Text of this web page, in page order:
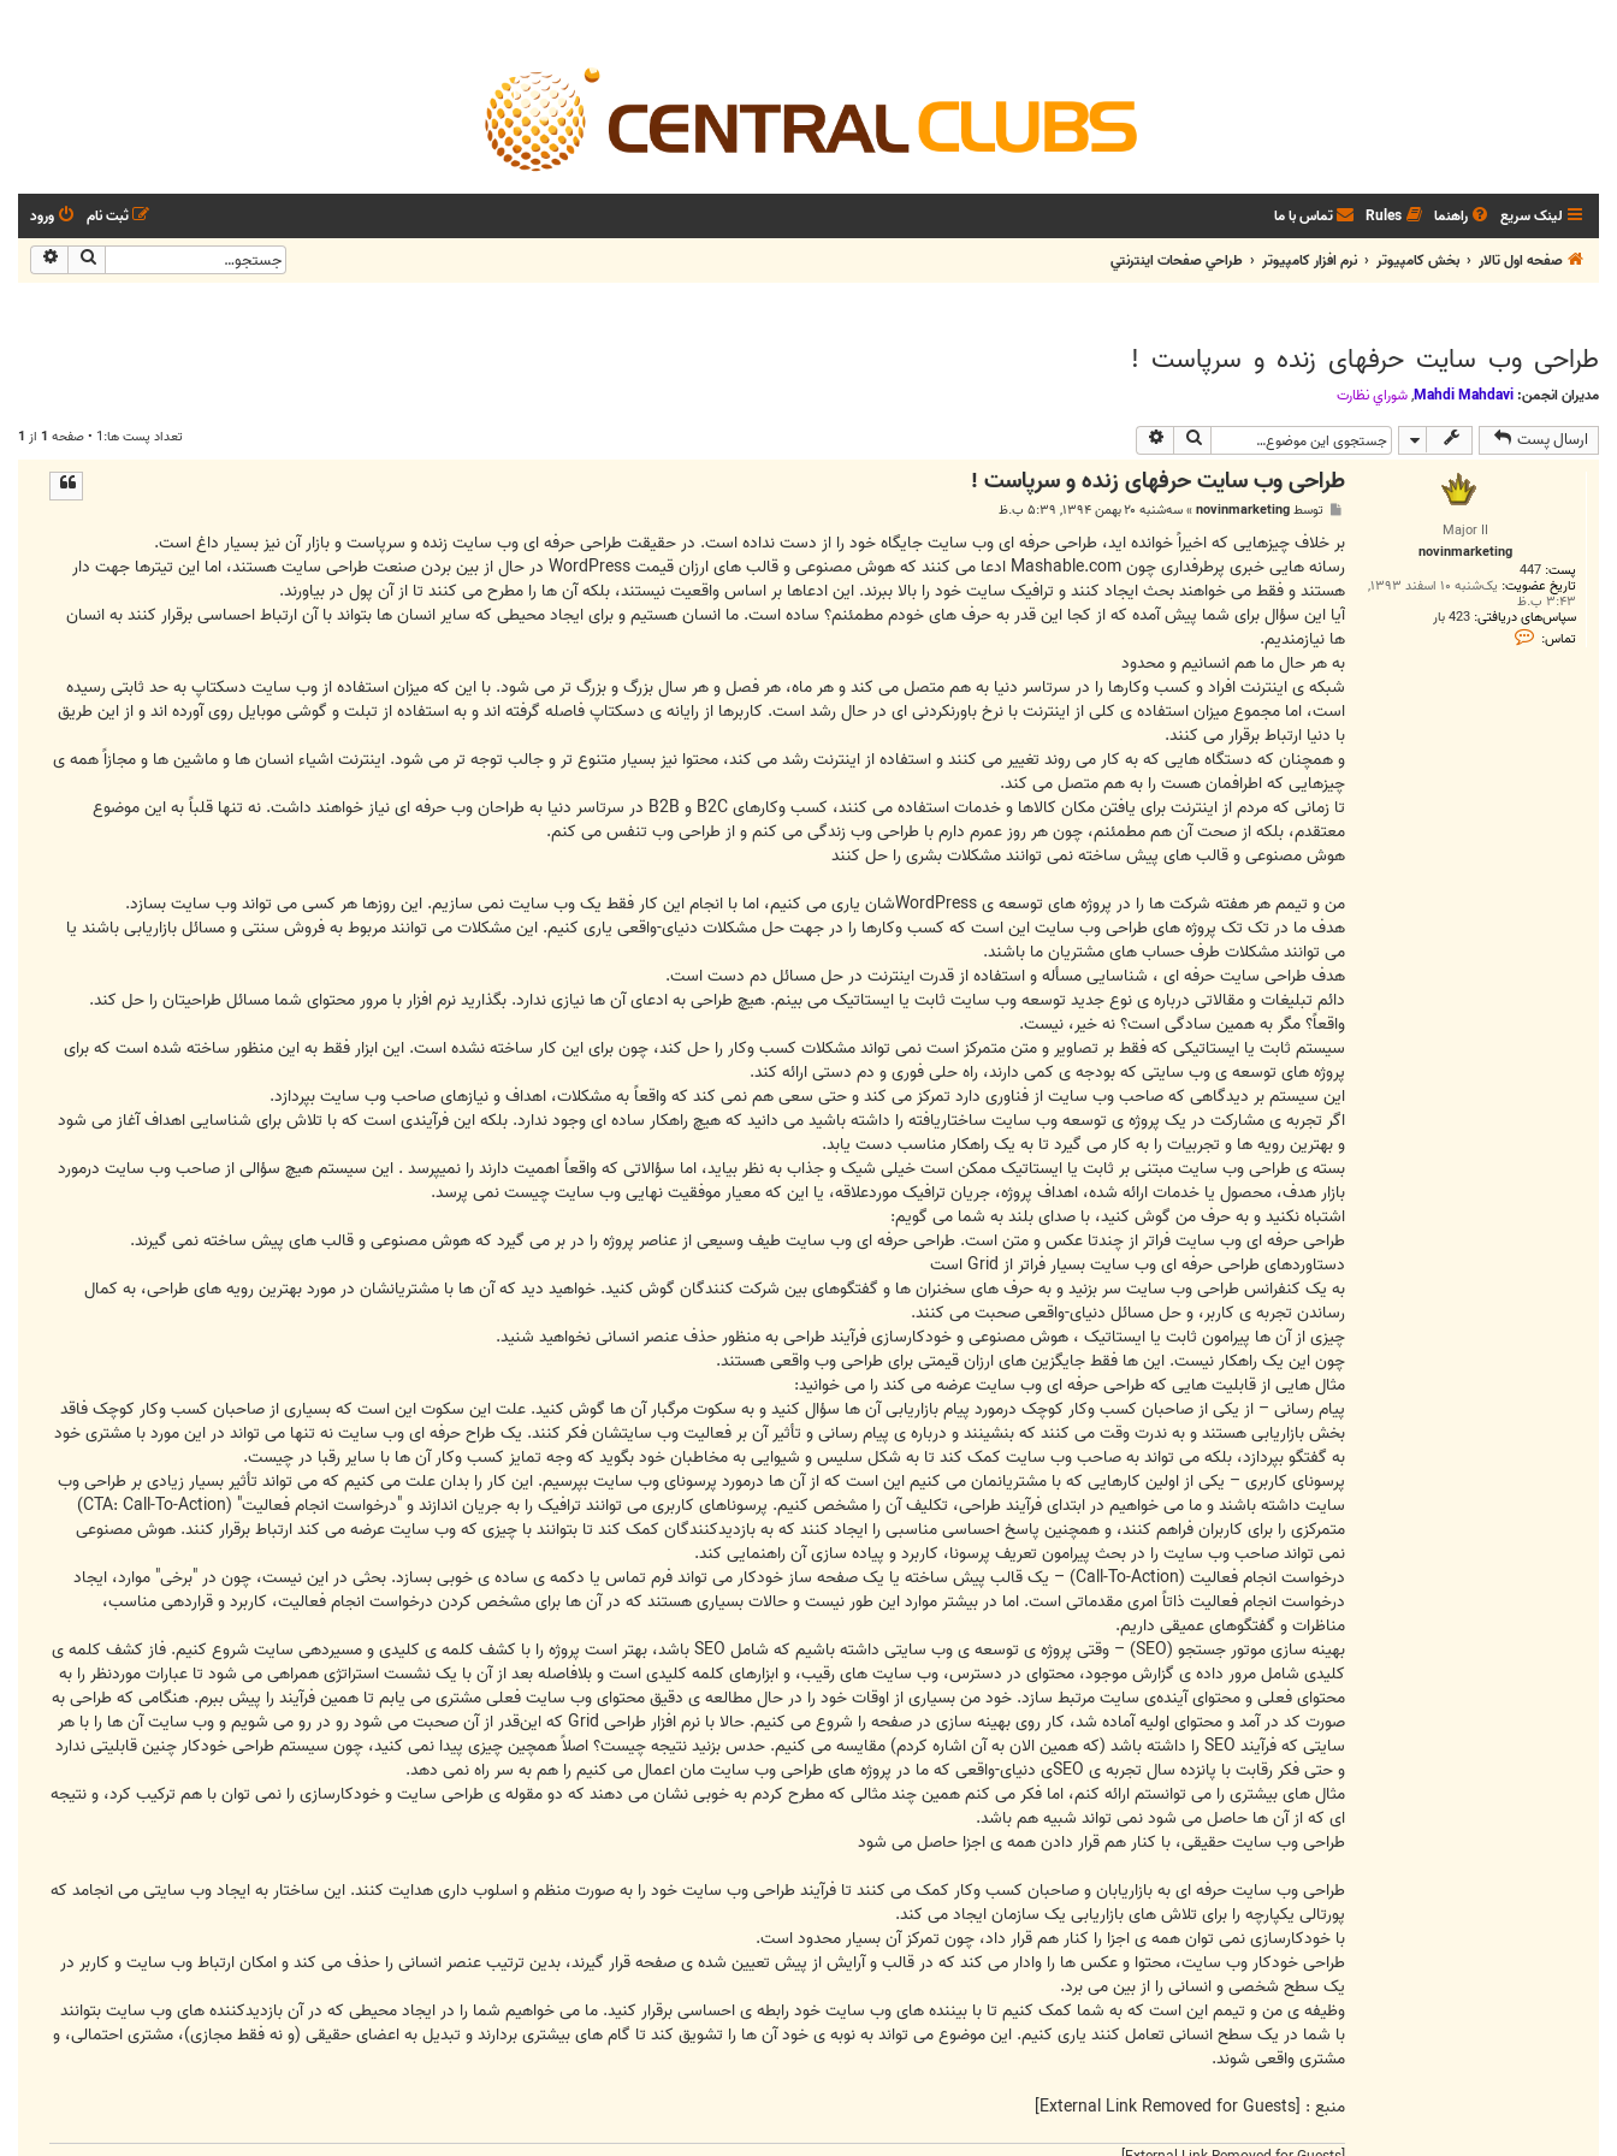
لینک سریع راهنما Rules تماس با ما ورود
ثبت نام
صفحه اول تالار
بخش كامپيوتر نرم افزار كامپيوتر طراحي صفحات اينترنتي جستجو
طراحی وب ‎سایت حرفه‎ای زنده و سرپاست !
مدیران انجمن: Mahdi Mahdavi
,شوراي نظارت
ارسال پست جستجو تعداد پست ها:1 • صفحه 1 از 1
Major II
novinmarketing
پست: 447
تاریخ عضویت: یک‌شنبه ۱۰ اسفند ۱۳۹۳,
۳:۴۳ ب.ظ
سپاس‌های دریافتی: 423 بار
تماس:
ت
طراحی وب ‎سایت حرفه‎ای زنده و سرپاست !
ت
توسطnovinmarketing
»سه‌شنبه ۲۰ بهمن ۱۳۹۴, ۵:۳۹ ب.ظ
بر خلاف چیزهایی که اخیراً خوانده اید، طراحی حرفه ای وب سایت جایگاه خود را از دست نداده است. در حقیقت طراحی حرفه ای وب سایت زنده و سرپاست و بازار آن نیز بسیار داغ است.
رسانه هایی خبری پرطرفداری چون Mashable.com ادعا می کنند که هوش مصنوعی و قالب های ارزان قیمت WordPress در حال از بین بردن صنعت طراحی سایت هستند، اما این تیترها جهت دار
هستند و فقط می خواهند بحث ایجاد کنند و ترافیک سایت خود را بالا ببرند. این ادعاها بر اساس واقعیت نیستند، بلکه آن ها را مطرح می کنند تا از آن پول در بیاورند.
آیا این سؤال برای شما پیش آمده که از کجا این قدر به حرف های خودم مطمئنم؟ ساده است. ما انسان هستیم و برای ایجاد محیطی که سایر انسان ها بتواند با آن ارتباط احساسی برقرار کنند به انسان
ها نیازمندیم.
به هر حال ما هم انسانیم و محدود
شبکه ی اینترنت افراد و کسب وکارها را در سرتاسر دنیا به هم متصل می کند و هر ماه، هر فصل و هر سال بزرگ و بزرگ تر می شود. با این که میزان استفاده از وب سایت دسکتاپ به حد ثابتی رسیده
است، اما مجموع میزان استفاده ی کلی از اینترنت با نرخ باورنکردنی ای در حال رشد است. کاربرها از رایانه ی دسکتاپ فاصله گرفته اند و به استفاده از تبلت و گوشی موبایل روی آورده اند و از این طریق
با دنیا ارتباط برقرار می کنند.
و همچنان که دستگاه هایی که به کار می روند تغییر می کنند و استفاده از اینترنت رشد می کند، محتوا نیز بسیار متنوع تر و جالب توجه تر می شود. اینترنت اشیاء انسان ها و ماشین ها و مجازاً همه ی
چیزهایی که اطرافمان هست را به هم متصل می کند.
تا زمانی که مردم از اینترنت برای یافتن مکان کالاها و خدمات استفاده می کنند، کسب وکارهای B2C و B2B در سرتاسر دنیا به طراحان وب حرفه ای نیاز خواهند داشت. نه تنها قلباً به این موضوع
معتقدم، بلکه از صحت آن هم مطمئنم، چون هر روز عمرم دارم با طراحی وب زندگی می کنم و از طراحی وب تنفس می کنم.
هوش مصنوعی و قالب های پیش ساخته نمی توانند مشکلات بشری را حل کنند
من و تیمم هر هفته شرکت ها را در پروژه های توسعه ی WordPressشان یاری می کنیم، اما با انجام این کار فقط یک وب سایت نمی سازیم. این روزها هر کسی می تواند وب سایت بسازد.
هدف ما در تک تک پروژه های طراحی وب سایت این است که کسب وکارها را در جهت حل مشکلات دنیای-واقعی یاری کنیم. این مشکلات می توانند مربوط به فروش سنتی و مسائل بازاریابی باشند یا
می توانند مشکلات طرف حساب های مشتریان ما باشند.
هدف طراحی سایت حرفه ای ، شناسایی مسأله و استفاده از قدرت اینترنت در حل مسائل دم دست است.
دائم تبلیغات و مقالاتی درباره ی نوع جدید توسعه وب سایت ثابت یا ایستاتیک می بینم. هیچ طراحی به ادعای آن ها نیازی ندارد. بگذارید نرم افزار با مرور محتوای شما مسائل طراحیتان را حل کند.
واقعاً؟ مگر به همین سادگی است؟ نه خیر، نیست.
سیستم ثابت یا ایستاتیکی که فقط بر تصاویر و متن متمرکز است نمی تواند مشکلات کسب وکار را حل کند، چون برای این کار ساخته نشده است. این ابزار فقط به این منظور ساخته شده است که برای
پروژه های توسعه ی وب سایتی که بودجه ی کمی دارند، راه حلی فوری و دم دستی ارائه کند.
این سیستم بر دیدگاهی که صاحب وب سایت از فناوری دارد تمرکز می کند و حتی سعی هم نمی کند که واقعاً به مشکلات، اهداف و نیازهای صاحب وب سایت بپردازد.
اگر تجربه ی مشارکت در یک پروژه ی توسعه وب سایت ساختاریافته را داشته باشید می دانید که هیچ راهکار ساده ای وجود ندارد. بلکه این فرآیندی است که با تلاش برای شناسایی اهداف آغاز می شود
و بهترین رویه ها و تجربیات را به کار می گیرد تا به یک راهکار مناسب دست یابد.
بسته ی طراحی وب سایت مبتنی بر ثابت یا ایستاتیک ممکن است خیلی شیک و جذاب به نظر بیاید، اما سؤالاتی که واقعاً اهمیت دارند را نمیپرسد . این سیستم هیچ سؤالی از صاحب وب سایت درمورد
بازار هدف، محصول یا خدمات ارائه شده، اهداف پروژه، جریان ترافیک موردعلاقه، یا این که معیار موفقیت نهایی وب سایت چیست نمی پرسد.
اشتباه نکنید و به حرف من گوش کنید، با صدای بلند به شما می گویم:
طراحی حرفه ای وب سایت فراتر از چندتا عکس و متن است. طراحی حرفه ای وب سایت طیف وسیعی از عناصر پروژه را در بر می گیرد که هوش مصنوعی و قالب های پیش ساخته نمی گیرند.
دستاوردهای طراحی حرفه ای وب سایت بسیار فراتر از Grid است
به یک کنفرانس طراحی وب سایت سر بزنید و به حرف های سخنران ها و گفتگوهای بین شرکت کنندگان گوش کنید. خواهید دید که آن ها با مشتریانشان در مورد بهترین رویه های طراحی، به کمال
رساندن تجربه ی کاربر، و حل مسائل دنیای-واقعی صحبت می کنند.
چیزی از آن ها پیرامون ثابت یا ایستاتیک ، هوش مصنوعی و خودکارسازی فرآیند طراحی به منظور حذف عنصر انسانی نخواهید شنید.
چون این یک راهکار نیست. این ها فقط جایگزین های ارزان قیمتی برای طراحی وب واقعی هستند.
مثال هایی از قابلیت هایی که طراحی حرفه ای وب سایت عرضه می کند را می خوانید:
پیام رسانی – از یکی از صاحبان کسب وکار کوچک درمورد پیام بازاریابی آن ها سؤال کنید و به سکوت مرگبار آن ها گوش کنید. علت این سکوت این است که بسیاری از صاحبان کسب وکار کوچک فاقد
بخش بازاریابی هستند و به ندرت وقت می کنند که بنشینند و درباره ی پیام رسانی و تأثیر آن بر فعالیت وب سایتشان فکر کنند. یک طراح حرفه ای وب سایت نه تنها می تواند در این مورد با مشتری خود
به گفتگو بپردازد، بلکه می تواند به صاحب وب سایت کمک کند تا به شکل سلیس و شیوایی به مخاطبان خود بگوید که وجه تمایز کسب وکار آن ها با سایر رقبا در چیست.
پرسونای کاربری – یکی از اولین کارهایی که با مشتریانمان می کنیم این است که از آن ها درمورد پرسونای وب سایت بپرسیم. این کار را بدان علت می کنیم که می تواند تأثیر بسیار زیادی بر طراحی وب
سایت داشته باشند و ما می خواهیم در ابتدای فرآیند طراحی، تکلیف آن را مشخص کنیم. پرسوناهای کاربری می توانند ترافیک را به جریان اندازند و "درخواست انجام فعالیت" (CTA: Call-To-Action)
متمرکزی را برای کاربران فراهم کنند، و همچنین پاسخ احساسی مناسبی را ایجاد کنند که به بازدیدکنندگان کمک کند تا بتوانند با چیزی که وب سایت عرضه می کند ارتباط برقرار کنند. هوش مصنوعی
نمی تواند صاحب وب سایت را در بحث پیرامون تعریف پرسونا، کاربرد و پیاده سازی آن راهنمایی کند.
درخواست انجام فعالیت (Call-To-Action) – یک قالب پیش ساخته یا یک صفحه ساز خودکار می تواند فرم تماس یا دکمه ی ساده ی خوبی بسازد. بحثی در این نیست، چون در "برخی" موارد، ایجاد
درخواست انجام فعالیت ذاتاً امری مقدماتی است. اما در بیشتر موارد این طور نیست و حالات بسیاری هستند که در آن ها برای مشخص کردن درخواست انجام فعالیت، کاربرد و قراردهی مناسب،
مناظرات و گفتگوهای عمیقی داریم.
بهینه سازی موتور جستجو (SEO) – وقتی پروژه ی توسعه ی وب سایتی داشته باشیم که شامل SEO باشد، بهتر است پروژه را با کشف کلمه ی کلیدی و مسیردهی سایت شروع کنیم. فاز کشف کلمه ی
کلیدی شامل مرور داده ی گزارش موجود، محتوای در دسترس، وب سایت های رقیب، و ابزارهای کلمه کلیدی است و بلافاصله بعد از آن با یک نشست استراتژی همراهی می شود تا عبارات موردنظر را به
محتوای فعلی و محتوای آینده‌ی سایت مرتبط سازد. خود من بسیاری از اوقات خود را در حال مطالعه ی دقیق محتوای وب سایت فعلی مشتری می یابم تا همین فرآیند را پیش ببرم. هنگامی که طراحی به
صورت کد در آمد و محتوای اولیه آماده شد، کار روی بهینه سازی در صفحه را شروع می کنیم. حالا با نرم افزار طراحی Grid که این‌قدر از آن صحبت می شود رو در رو می شویم و وب سایت آن ها را با هر
سایتی که فرآیند SEO را داشته باشد (که همین الان به آن اشاره کردم) مقایسه می کنیم. حدس بزنید نتیجه چیست؟ اصلاً همچین چیزی پیدا نمی کنید، چون سیستم طراحی خودکار چنین قابلیتی ندارد
و حتی فکر رقابت با پانزده سال تجربه ی SEOی دنیای-واقعی که ما در پروژه های طراحی وب سایت مان اعمال می کنیم را هم به سر راه نمی دهد.
مثال های بیشتری را می توانستم ارائه کنم، اما فکر می کنم همین چند مثالی که مطرح کردم به خوبی نشان می دهند که دو مقوله ی طراحی سایت و خودکارسازی را نمی توان با هم ترکیب کرد، و نتیجه
ای که از آن ها حاصل می شود نمی تواند شبیه هم باشد.
طراحی وب سایت حقیقی، با کنار هم قرار دادن همه ی اجزا حاصل می شود
طراحی وب سایت حرفه ای به بازاریابان و صاحبان کسب وکار کمک می کنند تا فرآیند طراحی وب سایت خود را به صورت منظم و اسلوب داری هدایت کنند. این ساختار به ایجاد وب سایتی می انجامد که
پورتالی یکپارچه را برای تلاش های بازاریابی یک سازمان ایجاد می کند.
با خودکارسازی نمی توان همه ی اجزا را کنار هم قرار داد، چون تمرکز آن بسیار محدود است.
طراحی خودکار وب سایت، محتوا و عکس ها را وادار می کند که در قالب و آرایش از پیش تعیین شده ی صفحه قرار گیرند، بدین ترتیب عنصر انسانی را حذف می کند و امکان ارتباط وب سایت و کاربر در
یک سطح شخصی و انسانی را از بین می برد.
وظیفه ی من و تیمم این است که به شما کمک کنیم تا با بیننده های وب سایت خود رابطه ی احساسی برقرار کنید. ما می خواهیم شما را در ایجاد محیطی که در آن بازدیدکننده های وب سایت بتوانند
با شما در یک سطح انسانی تعامل کنند یاری کنیم. این موضوع می تواند به نوبه ی خود آن ها را تشویق کند تا گام های بیشتری بردارند و تبدیل به اعضای حقیقی (و نه فقط مجازی)، مشتری احتمالی، و
مشتری واقعی شوند.
منبع : [External Link Removed for Guests]